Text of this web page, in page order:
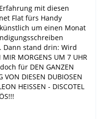
mit diesen
Flat fürs Handy
um einen Monat
Dann stand drin: Wird
MORGENS UM 7 UHR
für DEN GANZEN
VON DIESEN DUBIOSEN
HEISSEN - DISCOTEL